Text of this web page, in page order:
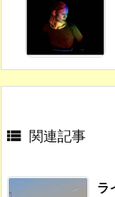
 関連記事
ラ